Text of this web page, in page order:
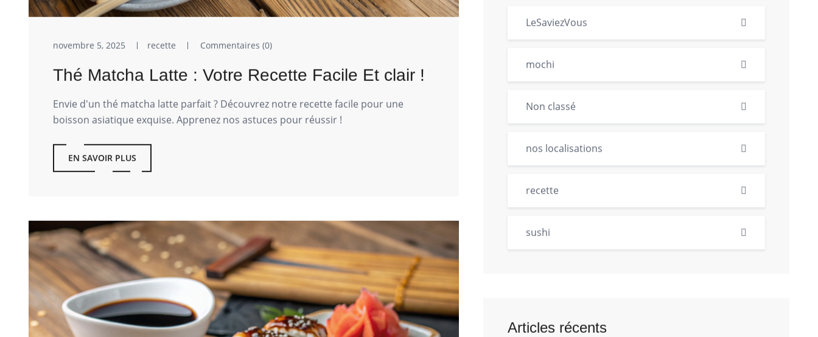
novembre 5, 2025 recette Commentaires (0)
Thé Matcha Latte : Votre Recette Facile Et clair !
Envie d'un thé matcha latte parfait ? Découvrez notre recette facile pour une
boisson asiatique exquise. Apprenez nos astuces pour réussir !
EN SAVOIR PLUS
LeSaviezVous
mochi
Non classé
nos localisations
recette
sushi
Articles récents